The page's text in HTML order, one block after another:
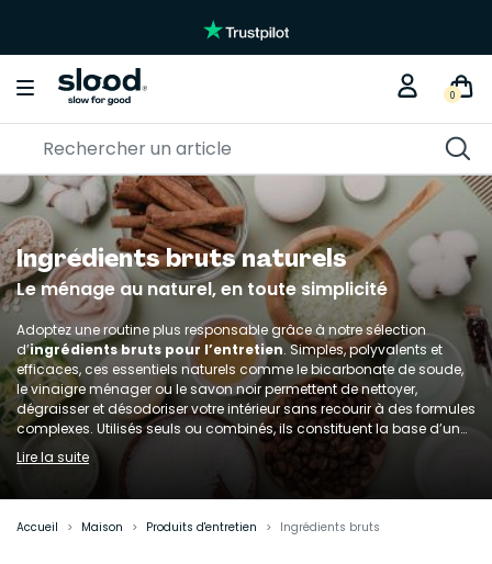
0
Ingrédients bruts naturels
Le ménage au naturel, en toute simplicité
Adoptez une routine plus responsable grâce à notre sélection
d’ingrédients bruts pour l’entretien. Simples, polyvalents et
efficaces, ces essentiels naturels comme le bicarbonate de soude,
le vinaigre ménager ou le savon noir permettent de nettoyer,
dégraisser et désodoriser votre intérieur sans recourir à des formules
complexes. Utilisés seuls ou combinés, ils constituent la base d’un
ménageplus sain et plus écologique. Réduisez les emballages,
limitez les substances controversées et reprenez le contrôle sur la
Lire la suite
Accueil Maison Produits d'entretien Ingrédients bruts